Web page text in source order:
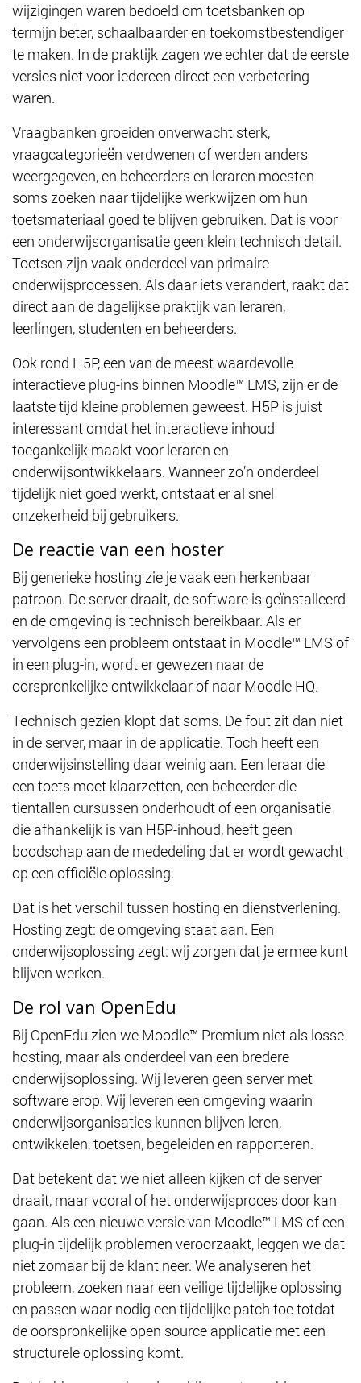
wijzigingen waren bedoeld om toetsbanken op
termijn beter, schaalbaarder en toekomstbestendiger
te maken. In de praktijk zagen we echter dat de eerste
versies niet voor iedereen direct een verbetering
waren.
Vraagbanken groeiden onverwacht sterk,
vraagcategorieën verdwenen of werden anders
weergegeven, en beheerders en leraren moesten
soms zoeken naar tijdelijke werkwijzen om hun
toetsmateriaal goed te blijven gebruiken. Dat is voor
een onderwijsorganisatie geen klein technisch detail.
Toetsen zijn vaak onderdeel van primaire
onderwijsprocessen. Als daar iets verandert, raakt dat
direct aan de dagelijkse praktijk van leraren,
leerlingen, studenten en beheerders.
Ook rond H5P, een van de meest waardevolle
interactieve plug-ins binnen Moodle™ LMS, zijn er de
laatste tijd kleine problemen geweest. H5P is juist
interessant omdat het interactieve inhoud
toegankelijk maakt voor leraren en
onderwijsontwikkelaars. Wanneer zo’n onderdeel
tijdelijk niet goed werkt, ontstaat er al snel
onzekerheid bij gebruikers.
De reactie van een hoster
Bij generieke hosting zie je vaak een herkenbaar
patroon. De server draait, de software is geïnstalleerd
en de omgeving is technisch bereikbaar. Als er
vervolgens een probleem ontstaat in Moodle™ LMS of
in een plug-in, wordt er gewezen naar de
oorspronkelijke ontwikkelaar of naar Moodle HQ.
Technisch gezien klopt dat soms. De fout zit dan niet
in de server, maar in de applicatie. Toch heeft een
onderwijsinstelling daar weinig aan. Een leraar die
een toets moet klaarzetten, een beheerder die
tientallen cursussen onderhoudt of een organisatie
die afhankelijk is van H5P-inhoud, heeft geen
boodschap aan de mededeling dat er wordt gewacht
op een officiële oplossing.
Dat is het verschil tussen hosting en dienstverlening.
Hosting zegt: de omgeving staat aan. Een
onderwijsoplossing zegt: wij zorgen dat je ermee kunt
blijven werken.
De rol van OpenEdu
Bij OpenEdu zien we Moodle™ Premium niet als losse
hosting, maar als onderdeel van een bredere
onderwijsoplossing. Wij leveren geen server met
software erop. Wij leveren een omgeving waarin
onderwijsorganisaties kunnen blijven leren,
ontwikkelen, toetsen, begeleiden en rapporteren.
Dat betekent dat we niet alleen kijken of de server
draait, maar vooral of het onderwijsproces door kan
gaan. Als een nieuwe versie van Moodle™ LMS of een
plug-in tijdelijk problemen veroorzaakt, leggen we dat
niet zomaar bij de klant neer. We analyseren het
probleem, zoeken naar een veilige tijdelijke oplossing
en passen waar nodig een tijdelijke patch toe totdat
de oorspronkelijke open source applicatie met een
structurele oplossing komt.